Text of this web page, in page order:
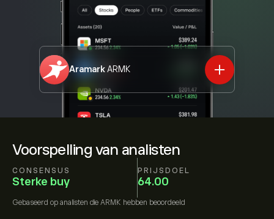
Voorspelling van analisten
CONSENSUS
Sterke buy
PRIJSDOEL
64.00
Gebaseerd op analisten die ARMK hebben beoordeeld
AramarkARMK